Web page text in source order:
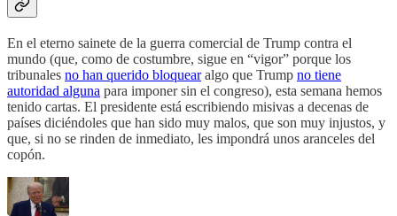
En el eterno sainete de la guerra comercial de Trump contra el
mundo (que, como de costumbre, sigue en “vigor” porque los
tribunales no han querido bloquearalgo que Trump no tiene
autoridad alguna para imponer sin el congreso), esta semana hemos
tenido cartas. El presidente está escribiendo misivas a decenas de
países diciéndoles que han sido muy malos, que son muy injustos, y
que, si no se rinden de inmediato, les impondrá unos aranceles del
copón.